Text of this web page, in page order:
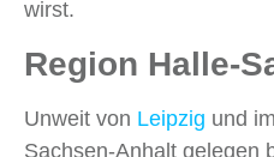
wirst.
Region Halle-
Unweit von Leipzig und
Sachsen-Anhalt gelegen